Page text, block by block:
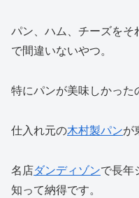
パン、ハム、チーズを
で間違いないやつ。
特にパンが美味しかった
仕入れ元の木村製パンが
名店ダンディゾンで長年
知って納得です。